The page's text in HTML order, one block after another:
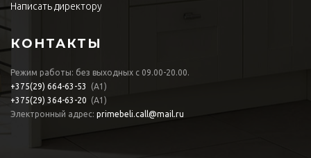
Написать директору
КОНТАКТЫ
Режим работы: без выходных с 09.00-20.00.
+375(29) 664-63-53
(А1)
+375(29) 364-63-20
(А1)
Электронный адрес: primebeli.call@mail.ru